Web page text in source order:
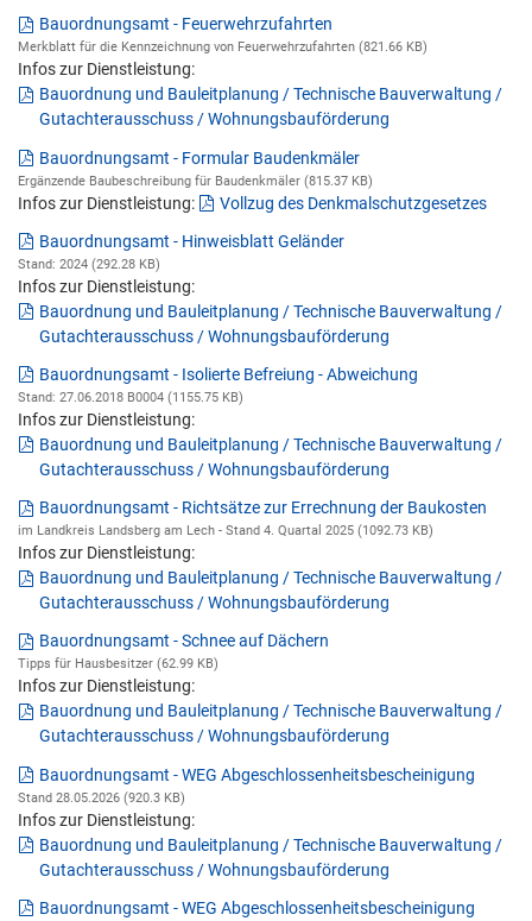
Bauordnungsamt - Feuerwehrzufahrten
Merkblatt für die Kennzeichnung von Feuerwehrzufahrten (821.66 KB)
Infos zur Dienstleistung:
Bauordnung und Bauleitplanung / Technische Bauverwaltung /
Gutachterausschuss / Wohnungsbauförderung
Bauordnungsamt - Formular Baudenkmäler
Ergänzende Baubeschreibung für Baudenkmäler (815.37 KB)
Infos zur Dienstleistung: Vollzug des Denkmalschutzgesetzes
Bauordnungsamt - Hinweisblatt Geländer
Stand: 2024 (292.28 KB)
Infos zur Dienstleistung:
Bauordnung und Bauleitplanung / Technische Bauverwaltung /
Gutachterausschuss / Wohnungsbauförderung
Bauordnungsamt - Isolierte Befreiung - Abweichung
Stand: 27.06.2018 B0004 (1155.75 KB)
Infos zur Dienstleistung:
Bauordnung und Bauleitplanung / Technische Bauverwaltung /
Gutachterausschuss / Wohnungsbauförderung
Bauordnungsamt - Richtsätze zur Errechnung der Baukosten
im Landkreis Landsberg am Lech - Stand 4. Quartal 2025 (1092.73 KB)
Infos zur Dienstleistung:
Bauordnung und Bauleitplanung / Technische Bauverwaltung /
Gutachterausschuss / Wohnungsbauförderung
Bauordnungsamt - Schnee auf Dächern
Tipps für Hausbesitzer (62.99 KB)
Infos zur Dienstleistung:
Bauordnung und Bauleitplanung / Technische Bauverwaltung /
Gutachterausschuss / Wohnungsbauförderung
Bauordnungsamt - WEG Abgeschlossenheitsbescheinigung
Stand 28.05.2026 (920.3 KB)
Infos zur Dienstleistung:
Bauordnung und Bauleitplanung / Technische Bauverwaltung /
Gutachterausschuss / Wohnungsbauförderung
Bauordnungsamt - WEG Abgeschlossenheitsbescheinigung